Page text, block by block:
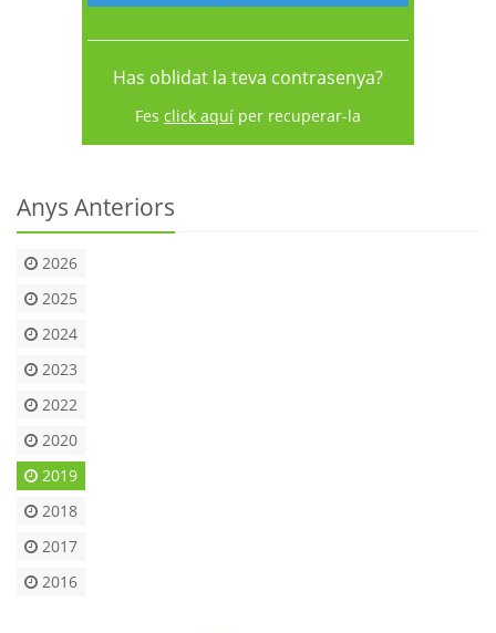
Has oblidat la teva contrasenya?
Fes click aquí per recuperar-la
Anys Anteriors
2026
2025
2024
2023
2022
2020
2019
2018
2017
2016